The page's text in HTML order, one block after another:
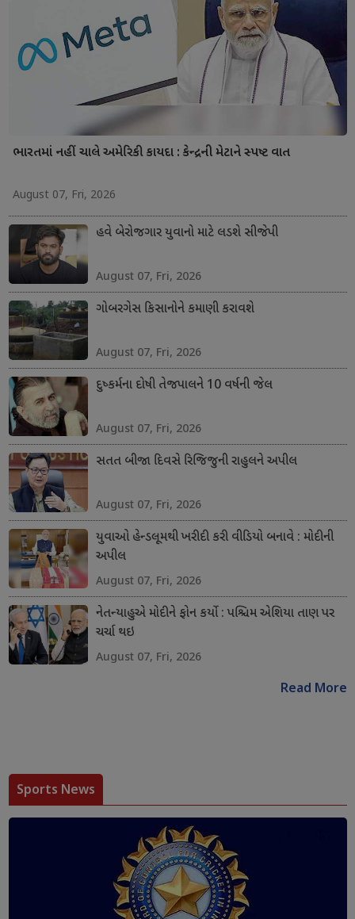
ભારતમાં નહીં ચાલે અમેરિકી કાયદા : કેન્દ્રની મેટાને સ્પષ્ટ વાત
August 07, Fri, 2026
હવે બેરોજગાર યુવાનો માટે લડશે સીજેપી
August 07, Fri, 2026
ગોબરગેસ કિસાનોને કમાણી કરાવશે
August 07, Fri, 2026
દુષ્કર્મના દોષી તેજપાલને 10 વર્ષની જેલ
August 07, Fri, 2026
સતત બીજા દિવસે રિજિજુની રાહુલને અપીલ
August 07, Fri, 2026
યુવાઓ હેન્ડલૂમથી ખરીદી કરી વીડિયો બનાવે : મોદીની
અપીલ
August 07, Fri, 2026
નેતન્યાહુએ મોદીને ફોન કર્યો : પશ્ચિમ એશિયા તાણ પર
ચર્ચા થઇ
August 07, Fri, 2026
Read More
Sports News